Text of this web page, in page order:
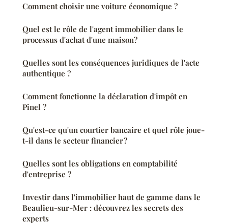
Comment choisir une voiture économique ?
Quel est le rôle de l'agent immobilier dans le
processus d'achat d'une maison?
Quelles sont les conséquences juridiques de l'acte
authentique ?
Comment fonctionne la déclaration d'impôt en
Pinel ?
Qu'est-ce qu'un courtier bancaire et quel rôle joue-
t-il dans le secteur financier ?
Quelles sont les obligations en comptabilité
d'entreprise ?
Investir dans l'immobilier haut de gamme dans le
Beaulieu-sur-Mer : découvrez les secrets des
experts